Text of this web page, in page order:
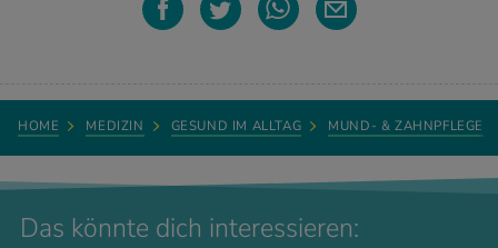
HOME MEDIZIN GESUND IM ALLTAG MUND- & ZAHNPFLEGE
Das könnte dich interessieren: